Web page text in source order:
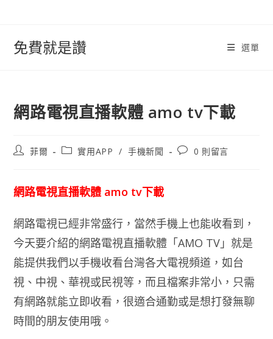
免費就是讚 選單
網路電視直播軟體 amo tv下載
文
者:
菲爾
文
別:
實用APP / 手機新聞
文
0 則留言
網路電視直播軟體 amo tv下載
網路電視已經非常盛行，當然手機上也能收看到，
今天要介紹的網路電視直播軟體「AMO TV」就是
能提供我們以手機收看台灣各大電視頻道，如台
視、中視、華視或民視等，而且檔案非常小，只需
有網路就能立即收看，很適合通勤或是想打發無聊
時間的朋友使用哦。